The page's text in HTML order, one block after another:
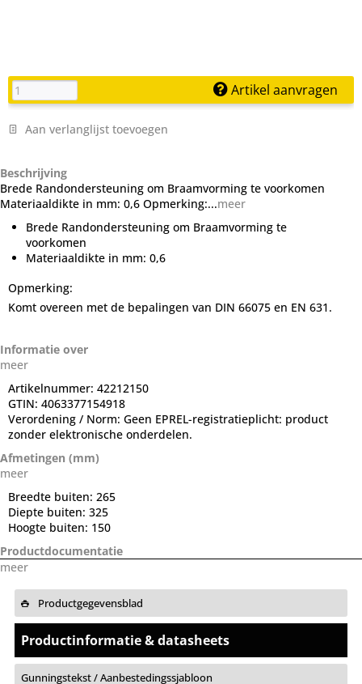
Artikel aanvragen
Aan verlanglijst toevoegen
Beschrijving
Brede Randondersteuning om Braamvorming te voorkomen
Materiaaldikte in mm: 0,6 Opmerking:...meer
Brede Randondersteuning om Braamvorming te
voorkomen
Materiaaldikte in mm: 0,6
Opmerking:
Komt overeen met de bepalingen van DIN 66075 en EN 631.
Informatie over
meer
Artikelnummer: 42212150
GTIN: 4063377154918
Verordening / Norm: Geen EPREL-registratieplicht: product
zonder elektronische onderdelen.
Afmetingen (mm)
meer
Breedte buiten: 265
Diepte buiten: 325
Hoogte buiten: 150
Productdocumentatie
meer
Productgegevensblad
Productinformatie & datasheets
Gunningstekst / Aanbestedingssjabloon